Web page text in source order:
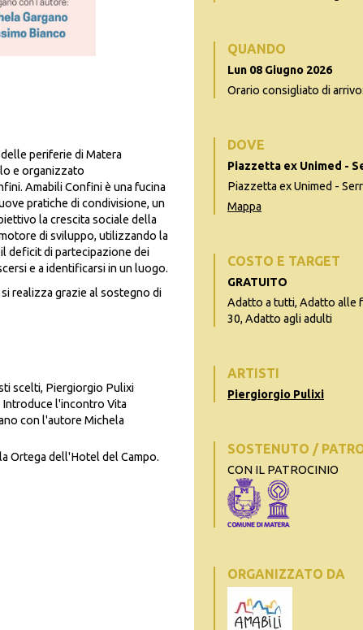
periferie di Matera
e organizzato
Amabili Confini è una fucina
pratiche di condivisione, un
la crescita sociale della
di sviluppo, utilizzando la
deficit di partecipazione dei
e a identificarsi in un luogo.
realizza grazie al sostegno di
scelti, Piergiorgio Pulixi
l'incontro Vita
con l'autore Michela
Ortega dell'Hotel del Campo.
QUANDO
Lun 08 Giugno 2026
Orario consigliato di
DOVE
Piazzetta ex Unimed -
Piazzetta ex Unimed -
Mappa
COSTO E TARGET
GRATUITO
Adatto a tutti, Adatto alle
30, Adatto agli adulti
ARTISTI
Piergiorgio Pulixi
SOSTENUTO /
CON IL PATROCINIO
ORGANIZZATO DA